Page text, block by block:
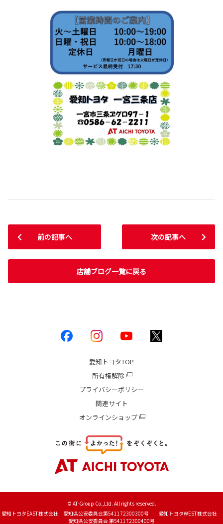
前の記事へ
店舗ブログ一覧に戻る
次の記事へ
愛知トヨタTOP
所有権解除
プライバシーポリシー
関連サイト
オンラインショップ
© AT-Group Co.,Ltd. All rights reserved.
愛知トヨタEAST株式会社 愛知県公安委員会第541172300300号 愛知トヨタWEST株式会社
愛知県公安委員会 第541172300400号